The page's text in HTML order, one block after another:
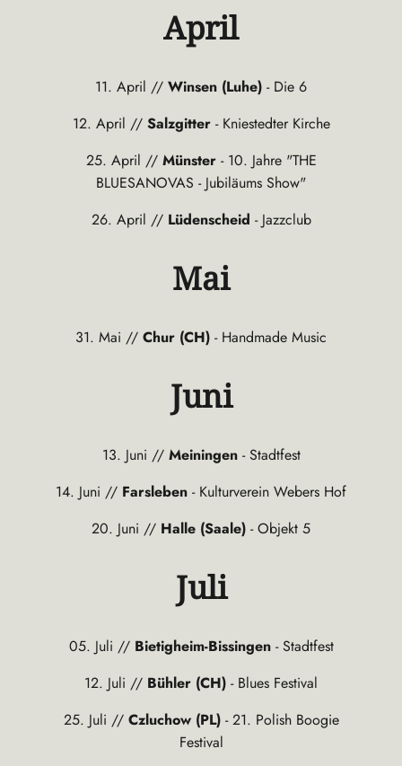
April
11. April // Winsen (Luhe) - Die 6
12. April // Salzgitter - Kniestedter Kirche
25. April //Münster - 10. Jahre "THE
BLUESANOVAS - Jubiläums Show"
26. April // Lüdenscheid - Jazzclub
Mai
31. Mai // Chur (CH) - Handmade Music
Juni
13. Juni // Meiningen - Stadtfest
14. Juni // Farsleben - Kulturverein Webers Hof
20. Juni // Halle (Saale) - Objekt 5
Juli
05. Juli // Bietigheim-Bissingen- Stadtfest
12. Juli // Bühler (CH) - Blues Festival
25. Juli // Czluchow (PL)- 21. Polish Boogie
Festival